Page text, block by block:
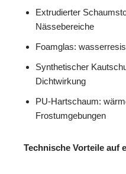
Extrudierter
Nässebereiche
Foamglas:
Synthetischer
Dichtwirkung
PU-Hartschaum:
Frostumgebungen
Technische Vorteile auf